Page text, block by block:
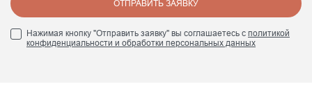
ОТПРАВИТЬ ЗАЯВКУ
Нажимая кнопку "Отправить заявку" вы соглашаетесь с политикой
конфиденциальности и обработки персональных данных